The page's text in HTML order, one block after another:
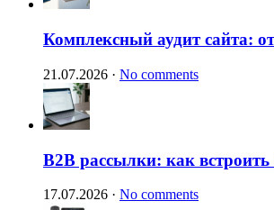
Комплексный аудит сайта:
21.07.2026 · No comments
B2B рассылки: как
17.07.2026 · No comments